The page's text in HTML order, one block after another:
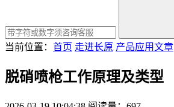
当前位置： 首页 走进长原 产品应用文章
脱硝喷枪工作原理及类型